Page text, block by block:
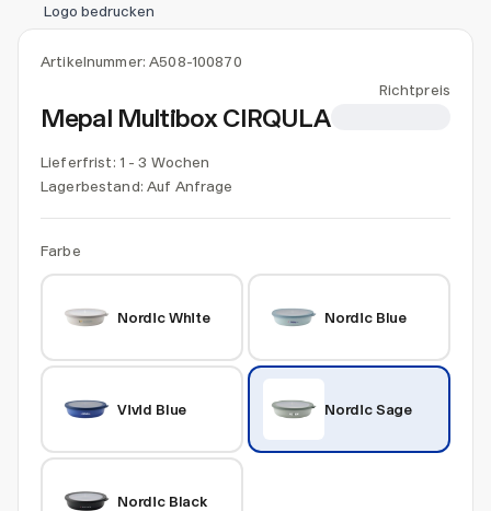
Artikelnummer:A508-100870
Mepal Multibox CIRQULA
Richtpreis
CHF 20.10
Lieferfrist: 1 - 3 Wochen
Lagerbestand: Auf Anfrage
Farbe
Nordic White Nordic Blue
Vivid Blue Nordic Sage
Nordic Black
Logo bedrucken